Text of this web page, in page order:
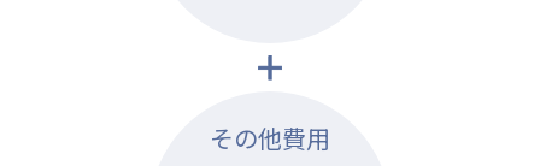
その他費用